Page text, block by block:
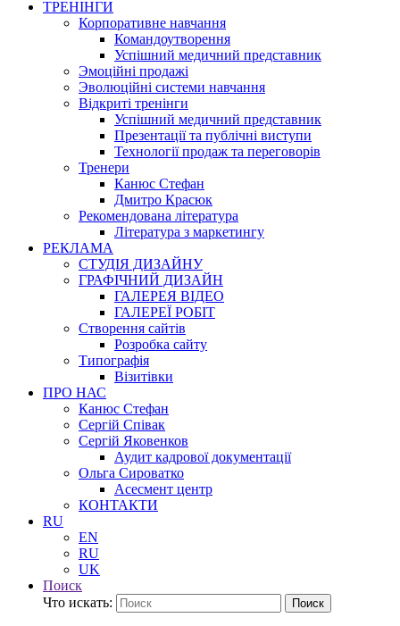
ТРЕНІНГИ
Корпоративне навчання
Командоутворення
Успішний медичний представник
Эмоційні продажі
Эволюційні системи навчання
Відкриті тренінги
Успішний медичний представник
Презентації та публічні виступи
Технології продаж та переговорів
Тренери
Канюс Стефан
Дмитро Красюк
Рекомендована література
Література з маркетингу
РЕКЛАМА
СТУДІЯ ДИЗАЙНУ
ГРАФІЧНИЙ ДИЗАЙН
ГАЛЕРЕЯ ВІДЕО
ГАЛЕРЕЇ РОБІТ
Створення сайтів
Розробка сайту
Типографія
Візитівки
ПРО НАС
Канюс Стефан
Сергій Співак
Сергій Яковенков
Аудит кадрової документації
Ольга Сироватко
Асесмент центр
КОНТАКТИ
RU
EN
RU
UK
Поиск
Что искать:
Поиск